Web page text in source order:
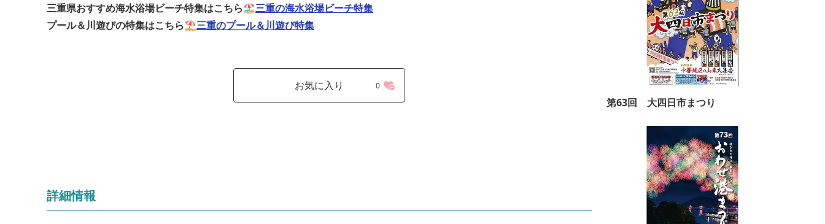
三重県おすすめ海水浴場ビーチ特集はこちら🏖三重の海水浴場ビーチ特集
プール＆川遊びの特集はこちら⛱三重のプール＆川遊び特集
お気に入り 0
詳細情報
第63回 大四日市まつり